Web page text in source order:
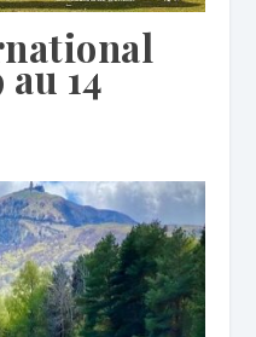
14